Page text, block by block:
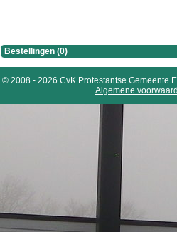
Bestellingen (0)
© 2008 - 2026 CvK Protestantse Gemeente
Algemene